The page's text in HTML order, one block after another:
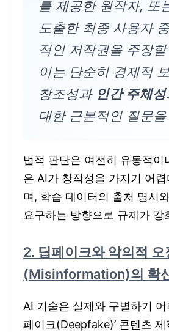
를 제공한 원작자, 또
도출한 최종 사용자
적인 저작권을 주장
이는 단순히 경제적
창조성과 인간 주체성
대한 근본적인 질문
법적 판단은 여전히 유동적이
은 AI가 창작성을 가지기 어
며, 학습 데이터의 출처 명시
요구하는 방향으로 규제가 강
2. 딥페이크와 악의적 오
(Misinformation)의 확
AI 기술은 실제와 구별하기 어
페이크(Deepfake)’ 콘텐츠